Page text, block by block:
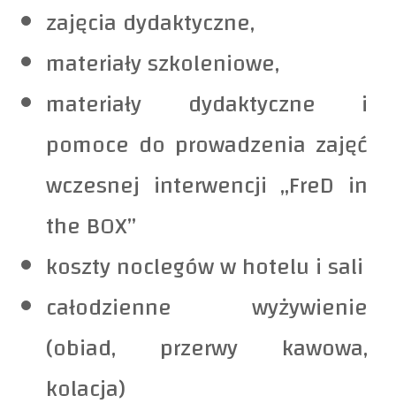
zajęcia dydaktyczne,
materiały szkoleniowe,
materiały dydaktyczne i
pomoce do prowadzenia zajęć
wczesnej interwencji „FreD in
the BOX”
koszty noclegów w hotelu i sali
całodzienne wyżywienie
(obiad, przerwy kawowa,
kolacja)